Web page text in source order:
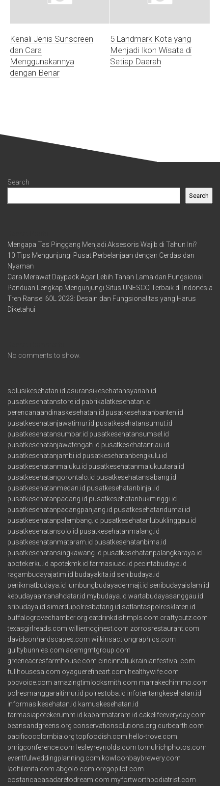
Kenali Jenis Sunscreen
dan Cara
Menggunakannya
dengan Benar
5 Landmark Kota yang
Menjadi Ikon Wisata di
Setiap Daerah
Search
Search
Mengapa Tas Pinggang Menjadi Aksesoris Wajib di Tahun Ini?
10 Tips Mengunjungi Pusat Perbelanjaan dengan Cerdas dan
Nyaman
Cara Merawat Daypack Agar Lebih Tahan Lama dan Fungsional
Panduan Lengkap Mengunjungi Situs UNESCO Terbaik di Indonesia
Tren Ransel 60L 2023: Desain dan Fungsionalitas yang Harus
Diketahui
No comments to show.
solusikesehatan.id asuransikesehatansyariah.id
pusatkesehatanstore.id pabrikalatkesehatan.id
perencanaandinaskesehatan.id pusatkesehatanbanten.id
pusatkesehatanjawatimur.id pusatkesehatansumut.id
pusatkesehatansumbar.id pusatkesehatansumsel.id
pusatkesehatanjawatengah.id pusatkesehatanriau.id
pusatkesehatanjambi.id pusatkesehatanbengkulu.id
pusatkesehatanmaluku.id pusatkesehatanmalukuutara.id
pusatkesehatangorontalo.id pusatkesehatansabang.id
pusatkesehatanmedan.id pusatkesehatanbinjai.id
pusatkesehatanpadang.id pusatkesehatanbukittinggi.id
pusatkesehatanpadangpanjang.id pusatkesehatandumai.id
pusatkesehatanpalembang.id pusatkesehatanlubuklinggau.id
pusatkesehatansolo.id pusatkesehatanmalang.id
pusatkesehatanmataram.id pusatkesehatanbima.id
pusatkesehatansingkawang.id pusatkesehatanpalangkaraya.id
apotekerku.id apotekmk.id farmasiuad.id pecintabudaya.id
ragambudayajatim.id budayakita.id senibudaya.id
penikmatbudaya.id lumbungbudayadermaji.id senibudayaislam.id
kebudayaantanahdatar.id mybudaya.id wartabudayasanggau.id
sribudaya.id simerdupolresbatang.id satlantaspolresklaten.id
buffalogrovechamber.org eatdrinkdishmpls.com craftycutz.com
texasgirlreads.com williemcginest.com zorrosrestaurant.com
davidsonhardscapes.com wilkinsactiongraphics.com
guiltybunnies.com acemgmtgroup.com
greeneacresfarmhouse.com cincinnatiukrainianfestival.com
fullhousesa.com oyaguerefineart.com healthywife.com
pbcvoice.com amazingtimlocksmith.com marrakechimmo.com
polresmanggaraitimur.id polrestoba.id infotentangkesehatan.id
informasikesehatan.id kamuskesehatan.id
farmasiapotekerumm.id kabarmataram.id cakelifeeveryday.com
beansandgreens.org conservationsolutions.org curbearth.com
pacificocolombia.org topfoodish.com hello-trove.com
pmigconference.com lesleyreynolds.com tomulrichphotos.com
eventfulweddingplanning.com kowloonbaybrewery.com
lachilenita.com abgolo.com oregopilot.com
costaricacasadaretodream.com myfortworthpodiatrist.com